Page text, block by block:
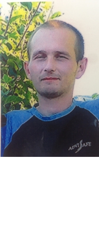
Перейти к основному содержанию